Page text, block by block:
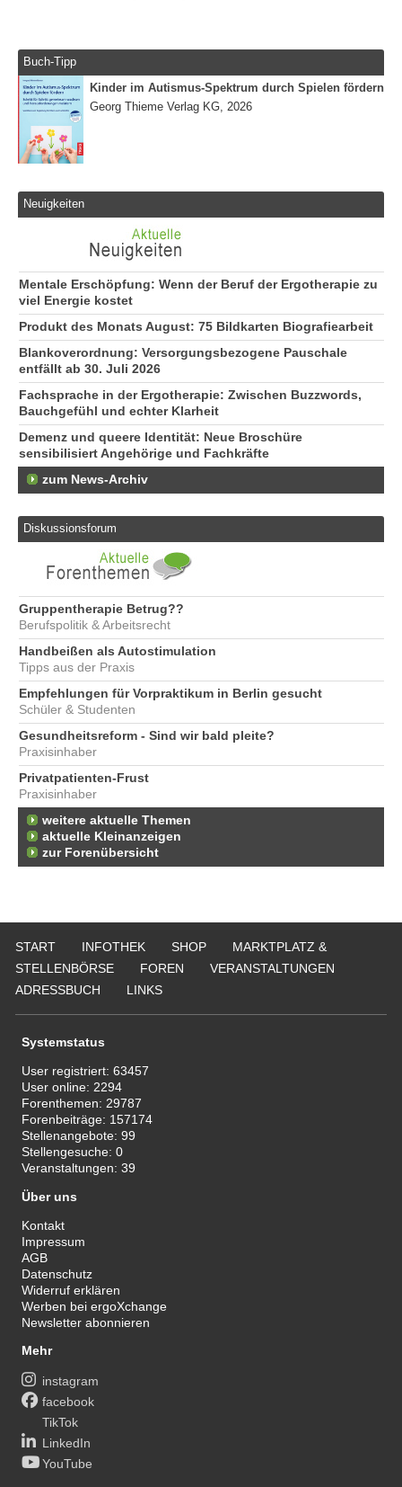
Buch-Tipp
Kinder im Autismus-Spektrum durch Spielen fördern
Georg Thieme Verlag KG, 2026
Neuigkeiten
Mentale Erschöpfung: Wenn der Beruf der Ergotherapie zu
viel Energie kostet
Produkt des Monats August: 75 Bildkarten Biografiearbeit
Blankoverordnung: Versorgungsbezogene Pauschale
entfällt ab 30. Juli 2026
Fachsprache in der Ergotherapie: Zwischen Buzzwords,
Bauchgefühl und echter Klarheit
Demenz und queere Identität: Neue Broschüre
sensibilisiert Angehörige und Fachkräfte
zum News-Archiv
Diskussionsforum
Gruppentherapie Betrug??
Berufspolitik & Arbeitsrecht
Handbeißen als Autostimulation
Tipps aus der Praxis
Empfehlungen für Vorpraktikum in Berlin gesucht
Schüler & Studenten
Gesundheitsreform - Sind wir bald pleite?
Praxisinhaber
Privatpatienten-Frust
Praxisinhaber
weitere aktuelle Themen
aktuelle Kleinanzeigen
zur Forenübersicht
START INFOTHEK SHOP
MARKTPLATZ &
STELLENBÖRSE
FOREN
VERANSTALTUNGEN
ADRESSBUCH
LINKS
Systemstatus
User registriert:63457
User online: 2294
Forenthemen: 29787
Forenbeiträge: 157174
Stellenangebote:99
Stellengesuche:0
Veranstaltungen:39
Über uns
Kontakt
Impressum
AGB
Datenschutz
Widerruf erklären
Werben bei ergoXchange
Newsletter abonnieren
Mehr
instagram
facebook
TikTok
LinkedIn
YouTube